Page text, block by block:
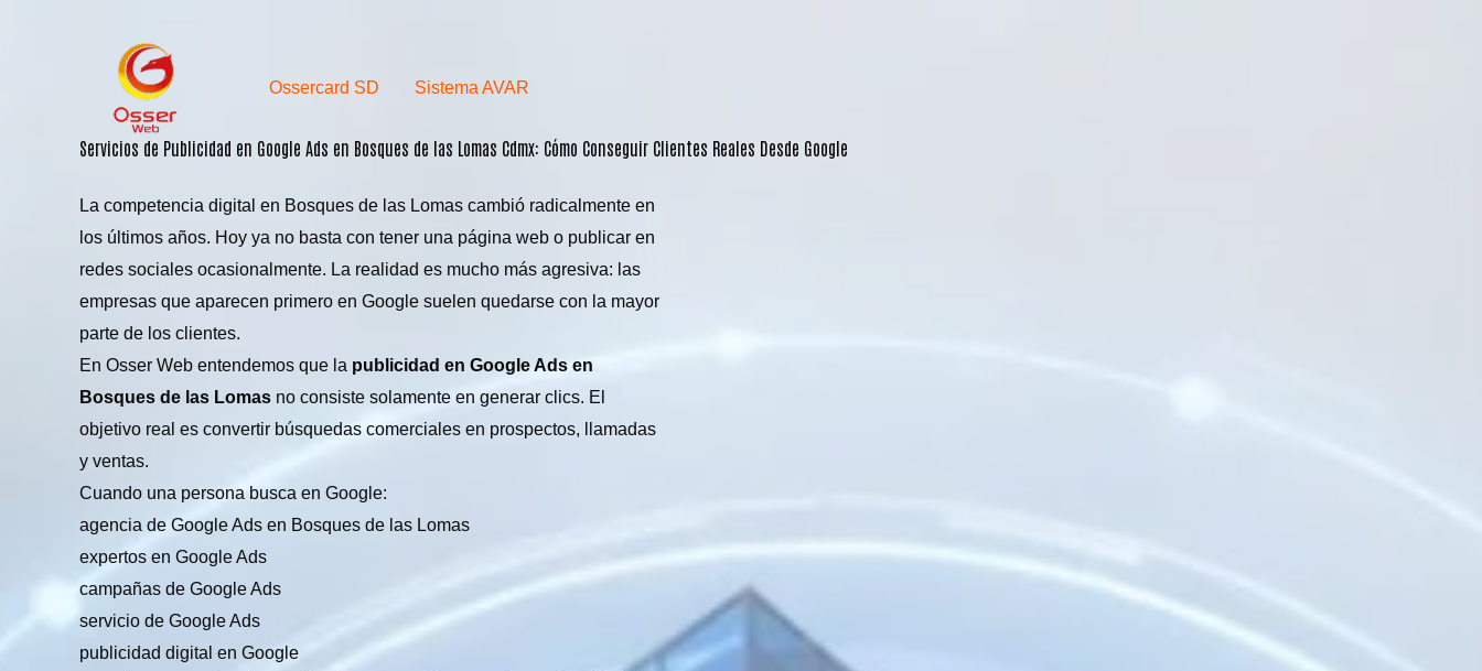
Ossercard SD Sistema AVAR
Servicios de Publicidad en Google Ads en Bosques de las Lomas Cdmx: Cómo Conseguir Clientes Reales Desde Google
La competencia digital en Bosques de las Lomas cambió radicalmente en
los últimos años. Hoy ya no basta con tener una página web o publicar en
redes sociales ocasionalmente. La realidad es mucho más agresiva: las
empresas que aparecen primero en Google suelen quedarse con la mayor
parte de los clientes.
En Osser Web entendemos que la publicidad en Google Ads en
Bosques de las Lomas no consiste solamente en generar clics. El
objetivo real es convertir búsquedas comerciales en prospectos, llamadas
y ventas.
Cuando una persona busca en Google:
agencia de Google Ads en Bosques de las Lomas
expertos en Google Ads
campañas de Google Ads
servicio de Google Ads
publicidad digital en Google